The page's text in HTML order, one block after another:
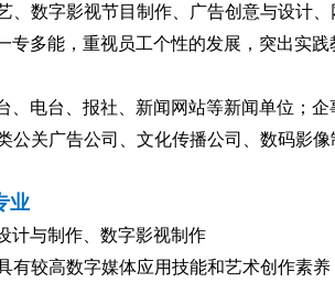
、数字影视节目制作、广告创意与设计
专多能，重视员工个性的发展，突出实
、电台、报社、新闻网站等新闻单位；
公关广告公司、文化传播公司、数码影像
业
计与制作、数字影视制作
有较高数字媒体应用技能和艺术创作素